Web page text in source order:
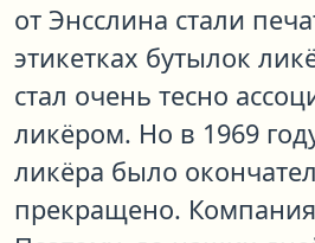
от Энсслина стали
этикетках бутылок
стал очень тесно
ликёром. Но в 1969
ликёра было
прекращено.